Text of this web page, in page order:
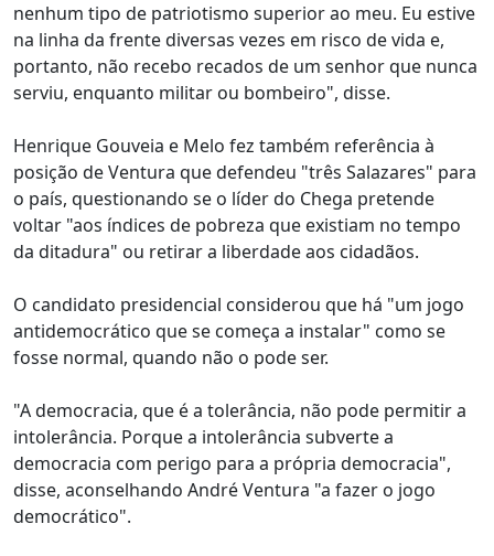
nenhum tipo de patriotismo superior ao meu. Eu estive
na linha da frente diversas vezes em risco de vida e,
portanto, não recebo recados de um senhor que nunca
serviu, enquanto militar ou bombeiro", disse.
Henrique Gouveia e Melo fez também referência à
posição de Ventura que defendeu "três Salazares" para
o país, questionando se o líder do Chega pretende
voltar "aos índices de pobreza que existiam no tempo
da ditadura" ou retirar a liberdade aos cidadãos.
O candidato presidencial considerou que há "um jogo
antidemocrático que se começa a instalar" como se
fosse normal, quando não o pode ser.
"A democracia, que é a tolerância, não pode permitir a
intolerância. Porque a intolerância subverte a
democracia com perigo para a própria democracia",
disse, aconselhando André Ventura "a fazer o jogo
democrático".